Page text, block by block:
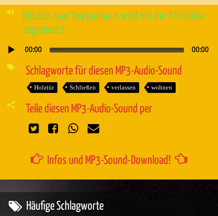
Holztür zum Treppenhaus wird mit der Türklinke
zugemacht.
Audio-
00:00 00:00
Schlagworte für diesen MP3-Audio-Sound
Holztür Schließen verlassen wohnen
Teile diesen MP3-Audio-Sound per
Infos und MP3-Sound-Download!
Häufige Schlagworte